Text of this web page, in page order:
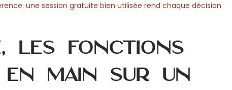
une session gratuite bien utilisée rend chaque décision
les fonctions
main sur un